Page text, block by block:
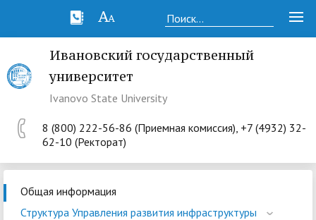
Ивановский государственный
университет
Ivanovo State University
8 (800) 222-56-86 (Приемная комиссия), +7 (4932) 32-
62-10 (Ректорат)
Общая информация
Структура Управления развития инфраструктуры